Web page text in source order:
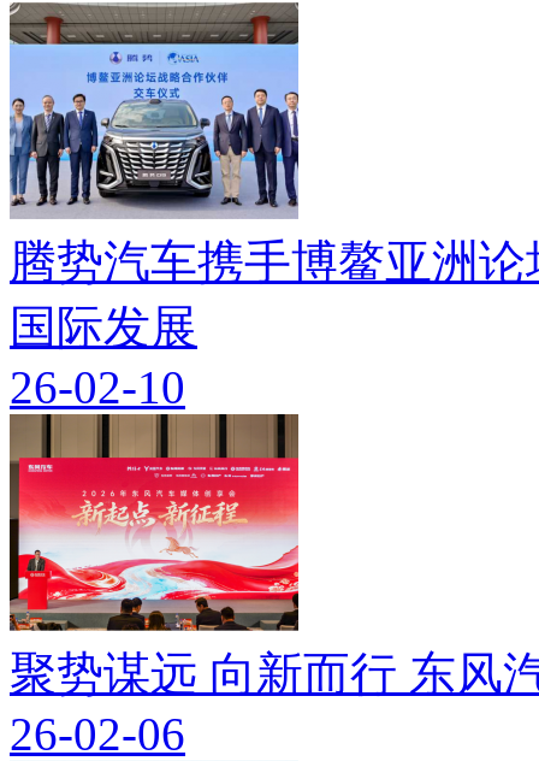
腾势汽车携手博鳌亚洲
国际发展
26-02-10
聚势谋远 向新而行 东风
26-02-06